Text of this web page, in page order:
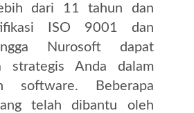
dari 11 tahun dan
ISO 9001 dan
Nurosoft dapat
strategis Anda dalam
software. Beberapa
telah dibantu oleh